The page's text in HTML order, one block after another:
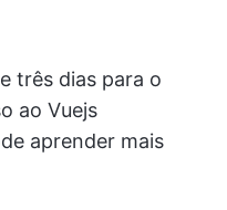
três dias para o
ao Vuejs
aprender mais